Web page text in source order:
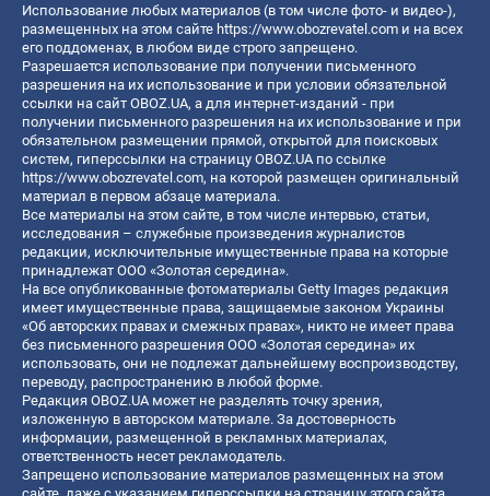
Использование любых материалов (в том числе фото- и видео-),
размещенных на этом сайте https://www.obozrevatel.com и на всех
его поддоменах, в любом виде строго запрещено.
Разрешается использование при получении письменного
разрешения на их использование и при условии обязательной
ссылки на сайт OBOZ.UA, а для интернет-изданий - при
получении письменного разрешения на их использование и при
обязательном размещении прямой, открытой для поисковых
систем, гиперссылки на страницу OBOZ.UA по ссылке
https://www.obozrevatel.com, на которой размещен оригинальный
материал в первом абзаце материала.
Все материалы на этом сайте, в том числе интервью, статьи,
исследования – служебные произведения журналистов
редакции, исключительные имущественные права на которые
принадлежат ООО «Золотая середина».
На все опубликованные фотоматериалы Getty Images редакция
имеет имущественные права, защищаемые законом Украины
«Об авторских правах и смежных правах», никто не имеет права
без письменного разрешения ООО «Золотая середина» их
использовать, они не подлежат дальнейшему воспроизводству,
переводу, распространению в любой форме.
Редакция OBOZ.UA может не разделять точку зрения,
изложенную в авторском материале. За достоверность
информации, размещенной в рекламных материалах,
ответственность несет рекламодатель.
Запрещено использование материалов размещенных на этом